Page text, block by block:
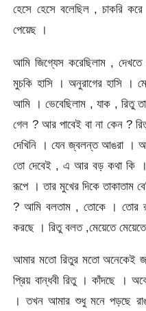
হেসে হেসে বলেছিল , চাকরি করে
পেয়েছ ।
আমি জিগ্যেস করেছিলাম ,
মুচকি হাসি । অনুরাগের হাসি ।
আমি । ভেবেছিলাম , যাক , রিতু
গেল ? আর পাবেই বা না কেন ?
দেখিনি । যেন জ্বলন্ত আঙরা ।
তো দেবেই , এ আর বড় কথা কি ।
রূপে । তার মুখের দিকে তাকাতাম
? আমি বলতাম , তোকে । তোর
করছে । রিতু বলত ,মেয়েতে
আমার মতো রিতুর মতো অনেকেই
প্রিয় বান্ধবী রিতু । কাঁদছে ।
। তখন আমার শুধু মনে পড়ছে